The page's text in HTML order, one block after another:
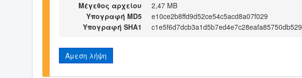
Μέγεθος αρχείου
2,47 MB
Υπογραφή MD5
e10ce2b8ffd9d52ce54c5acd8a07f029
Υπογραφή SHA1
c1e5f6d7dcb3a1d5b7ed4e7c28eafa85750db529
Άμεση λήψη